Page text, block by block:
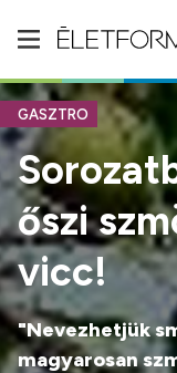
GASZTRO
őszi
vicc!
"Nevezhetjük
magyarosan